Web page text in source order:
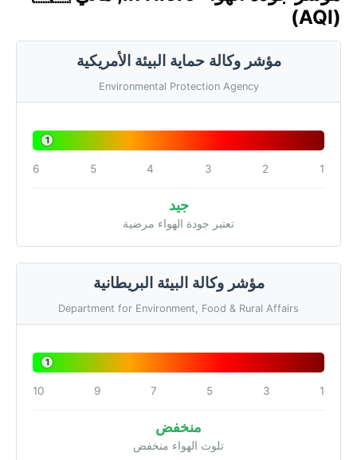
(AQI)
مؤشر وكالة حماية البيئة الأمريكية
Environmental Protection Agency
1
1
2
3
4
5
6
جيد
تعتبر جودة الهواء مرضية
مؤشر وكالة البيئة البريطانية
Department for Environment, Food & Rural Affairs
1
1
3
5
7
9
10
منخفض
تلوث الهواء منخفض